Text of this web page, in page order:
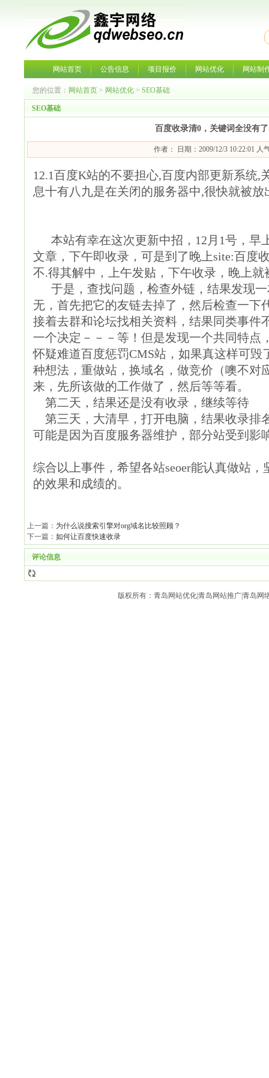
网站首页 公告信息 项目报价 网站优化 网站制
您的位置： 网站首页 > 网站优化 > SEO基础
SEO基础
百度收录清0，关键词全没有
作者： 日期：2009/12/3 10:22:01 人
12.1百度K站的不要担心,百度内部更新系统,
息十有八九是在关闭的服务器中,很快就被
本站有幸在这次更新中招，12月1号，早
文章，下午即收录，可是到了晚上site:百度
不.得其解中，上午发贴，下午收录，晚上
于是，查找问题，检查外链，结果发现一
无，首先把它的友链去掉了，然后检查一下
接着去群和论坛找相关资料，结果同类事件
一个决定－－－等！但是发现一个共同特点
怀疑难道百度惩罚CMS站，如果真这样可
种想法，重做站，换域名，做竞价（噢不对
来，先所该做的工作做了，然后等等看。
第二天，结果还是没有收录，继续等待
第三天，大清早，打开电脑，结果收录排
可能是因为百度服务器维护，部分站受到影
综合以上事件，希望各站seoer能认真做站
的效果和成绩的。
上一篇： 为什么说搜索引擎对org域名比较照顾？
下一篇： 如何让百度快速收录
评论信息
版权所有：青岛网站优化|青岛网站推广|青岛网